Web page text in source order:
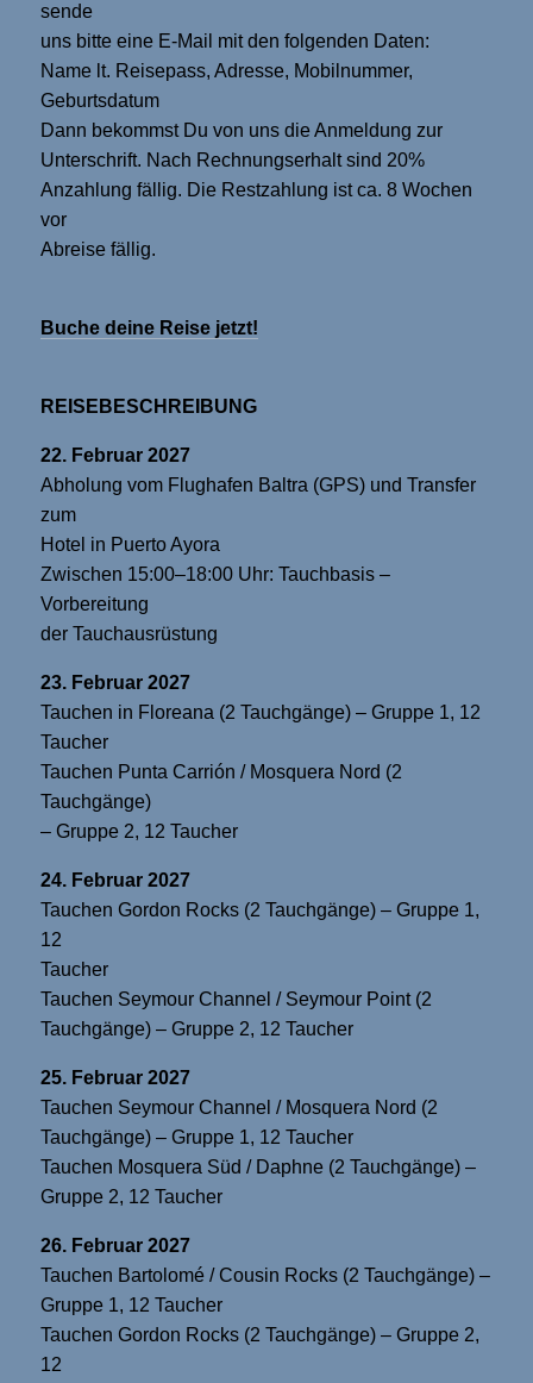
sende
uns bitte eine E-Mail mit den folgenden Daten:
Name lt. Reisepass, Adresse, Mobilnummer,
Geburtsdatum
Dann bekommst Du von uns die Anmeldung zur
Unterschrift. Nach Rechnungserhalt sind 20%
Anzahlung fällig. Die Restzahlung ist ca. 8 Wochen
vor
Abreise fällig.
Buche deine Reise jetzt!
REISEBESCHREIBUNG
22. Februar 2027
Abholung vom Flughafen Baltra (GPS) und Transfer
zum
Hotel in Puerto Ayora
Zwischen 15:00–18:00 Uhr: Tauchbasis –
Vorbereitung
der Tauchausrüstung
23. Februar 2027
Tauchen in Floreana (2 Tauchgänge) – Gruppe 1, 12
Taucher
Tauchen Punta Carrión / Mosquera Nord (2
Tauchgänge)
– Gruppe 2, 12 Taucher
24. Februar 2027
Tauchen Gordon Rocks (2 Tauchgänge) – Gruppe 1,
12
Taucher
Tauchen Seymour Channel / Seymour Point (2
Tauchgänge) – Gruppe 2, 12 Taucher
25. Februar 2027
Tauchen Seymour Channel / Mosquera Nord (2
Tauchgänge) – Gruppe 1, 12 Taucher
Tauchen Mosquera Süd / Daphne (2 Tauchgänge) –
Gruppe 2, 12 Taucher
26. Februar 2027
Tauchen Bartolomé / Cousin Rocks (2 Tauchgänge) –
Gruppe 1, 12 Taucher
Tauchen Gordon Rocks (2 Tauchgänge) – Gruppe 2,
12